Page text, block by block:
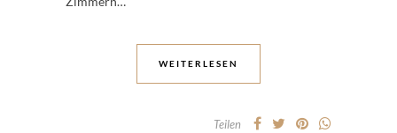
WEITERLESEN
Teilen